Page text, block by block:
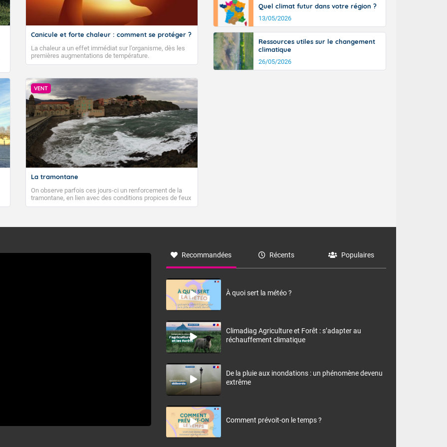
Canicule et forte chaleur : comment se protéger ?
La chaleur a un effet immédiat sur l’organisme, dès les
premières augmentations de température.
VENT
La tramontane
On observe parfois ces jours-ci un renforcement de la
tramontane, en lien avec des conditions propices de feux
de forêt. Mais qu'est-ce que la tramontane ? Quelles sont
à nord-ouest, dans un secteur qui part du Roussillon à la
monts, en allusion aux régions montagneuses d’où
Quel climat futur dans votre région ?
13/05/2026
Ressources utiles sur le changement
climatique
26/05/2026
Recommandées Récents Populaires
À quoi sert la météo ?
Climadiag Agriculture et Forêt : s’adapter au
réchauffement climatique
De la pluie aux inondations : un phénomène devenu
extrême
Comment prévoit-on le temps ?